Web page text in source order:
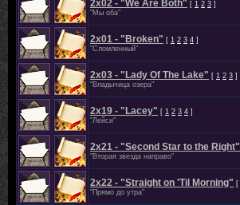
2х02 - "We Are Both" [ 1 2 3 ]
"Мы оба"
2x01 - "Broken" [ 1 2 3 4 ]
"Сломленный"
2х03 - "Lady Of The Lake" [ 1 2 3 ]
"Владычица озера"
2х19 - "Lacey" [ 1 2 3 4 ]
"Лейси"
2х21 - "Second Star to the Right"
"Вторая звезда направо"
2х22 - "Straight on 'Til Morning" [
"Прямо до утра"